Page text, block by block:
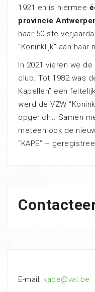
1921 en is hiermee
provincie
haar 50-ste
“Koninklijk” aan
In 2021 vieren we
club. Tot 1982 was
Kapellen” een
werd de VZW
opgericht. Samen
meteen ook de
“KAPE” –
E-mail: kape@val.be